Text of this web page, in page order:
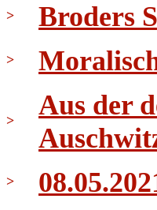
> Broders
>
>
Aus der
>